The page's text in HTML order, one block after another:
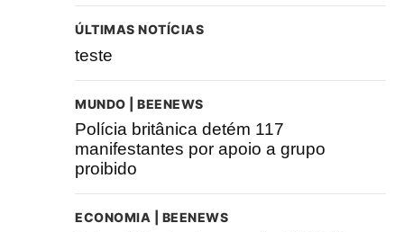
ÚLTIMAS NOTÍCIAS
teste
MUNDO | BEENEWS
Polícia britânica detém 117
manifestantes por apoio a grupo
proibido
ECONOMIA | BEENEWS